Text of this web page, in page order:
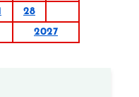
28
2027